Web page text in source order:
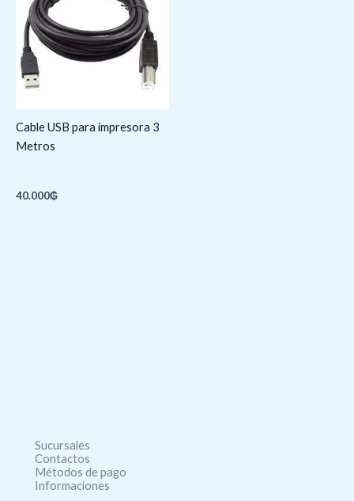
Cable USB para impresora 3
Metros
40.000₲
Sucursales
Contactos
Métodos de pago
Informaciones